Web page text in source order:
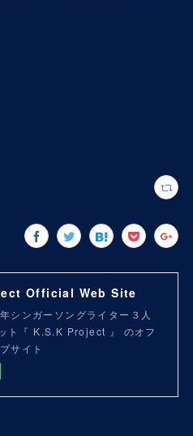
Official Web Site
シンガーソングライター３人
ト『 K.S.K Project 』 のオフ
サイト